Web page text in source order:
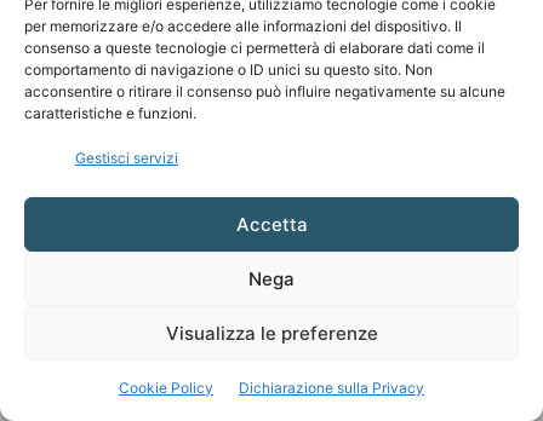
Per fornire le migliori esperienze, utilizziamo tecnologie come i cookie
per memorizzare e/o accedere alle informazioni del dispositivo. Il
consenso a queste tecnologie ci permetterà di elaborare dati come il
comportamento di navigazione o ID unici su questo sito. Non
acconsentire o ritirare il consenso può influire negativamente su alcune
caratteristiche e funzioni.
Gestisci servizi
Accetta
Nega
Visualizza le preferenze
Cookie Policy Dichiarazione sulla Privacy
SEGUICI